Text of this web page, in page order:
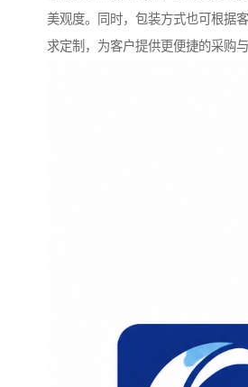
美观度。同时，包装方式也可根据
求定制，为客户提供更便捷的采购与